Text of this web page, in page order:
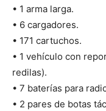
• 1 arma larga.
• 6 cargadores.
• 171 cartuchos.
• 1 vehículo con
redilas).
• 7 baterías para
• 2 pares de botas